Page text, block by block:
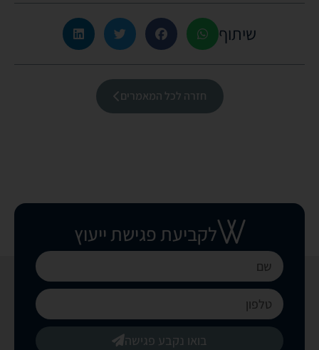
שיתוף
חזרה לכל המאמרים
לקביעת פגישת ייעוץ
בואו נקבע פגישה